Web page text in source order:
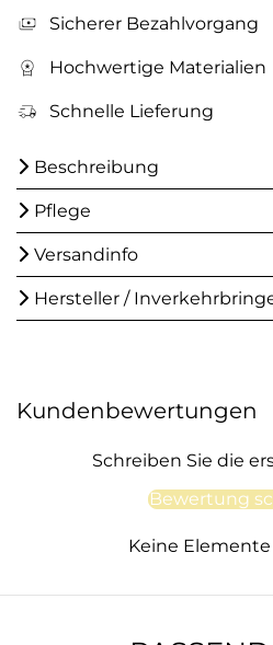
Sicherer Bezahlvorgang
Hochwertige Materialien
Schnelle Lieferung
Beschreibung
Pflege
Versandinfo
Hersteller /
Kundenbewertungen
Schreiben Sie die
Bewertung
Keine